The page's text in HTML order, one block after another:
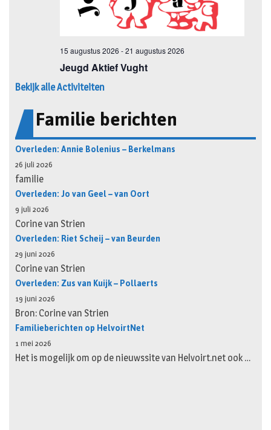
Bekijk alle Activiteiten
Familie berichten
Overleden: Annie Bolenius – Berkelmans
26 juli 2026
familie
Overleden: Jo van Geel – van Oort
9 juli 2026
Corine van Strien
Overleden: Riet Scheij – van Beurden
29 juni 2026
Corine van Strien
Overleden: Zus van Kuijk – Pollaerts
19 juni 2026
Bron: Corine van Strien
Familieberichten op HelvoirtNet
1 mei 2026
Het is mogelijk om op de nieuwssite van Helvoirt.net ook …